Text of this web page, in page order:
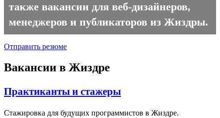
также вакансии для веб-дизайнеров,
менеджеров и публикаторов из Жиздры.
Отправить резюме
Вакансии в Жиздре
Практиканты и стажеры
Стажировка для будущих программистов в Жиздре.